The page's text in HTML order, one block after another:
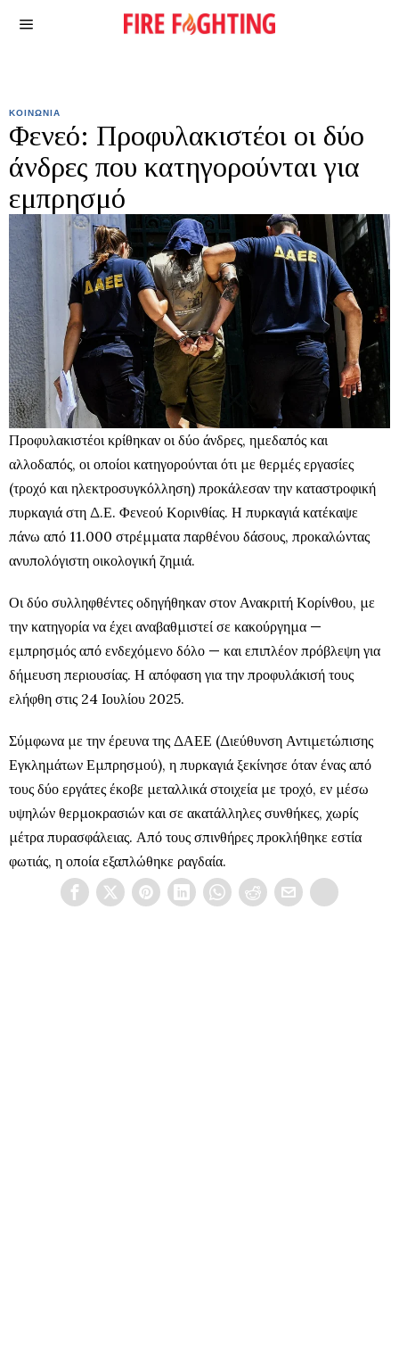
ΚΟΙΝΩΝΙΑ
Φενεό: Προφυλακιστέοι οι δύο
άνδρες που κατηγορούνται για
εμπρησμό
Προφυλακιστέοι κρίθηκαν οι δύο άνδρες, ημεδαπός και
αλλοδαπός, οι οποίοι κατηγορούνται ότι με θερμές εργασίες
(τροχό και ηλεκτροσυγκόλληση) προκάλεσαν την καταστροφική
πυρκαγιά στη Δ.Ε. Φενεού Κορινθίας. Η πυρκαγιά κατέκαψε
πάνω από 11.000 στρέμματα παρθένου δάσους, προκαλώντας
ανυπολόγιστη οικολογική ζημιά.
Οι δύο συλληφθέντες οδηγήθηκαν στον Ανακριτή Κορίνθου, με
την κατηγορία να έχει αναβαθμιστεί σε κακούργημα —
εμπρησμός από ενδεχόμενο δόλο — και επιπλέον πρόβλεψη για
δήμευση περιουσίας. Η απόφαση για την προφυλάκισή τους
ελήφθη στις 24 Ιουλίου 2025.
Σύμφωνα με την έρευνα της ΔΑΕΕ (Διεύθυνση Αντιμετώπισης
Εγκλημάτων Εμπρησμού), η πυρκαγιά ξεκίνησε όταν ένας από
τους δύο εργάτες έκοβε μεταλλικά στοιχεία με τροχό, εν μέσω
υψηλών θερμοκρασιών και σε ακατάλληλες συνθήκες, χωρίς
μέτρα πυρασφάλειας. Από τους σπινθήρες προκλήθηκε εστία
φωτιάς, η οποία εξαπλώθηκε ραγδαία.